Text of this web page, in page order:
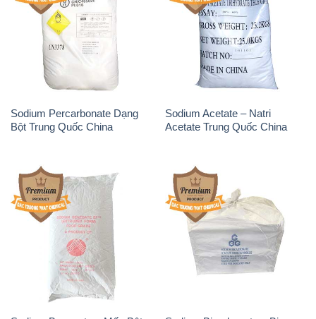
Sodium Percarbonate Dạng
Bột Trung Quốc China
Sodium Acetate – Natri
Acetate Trung Quốc China